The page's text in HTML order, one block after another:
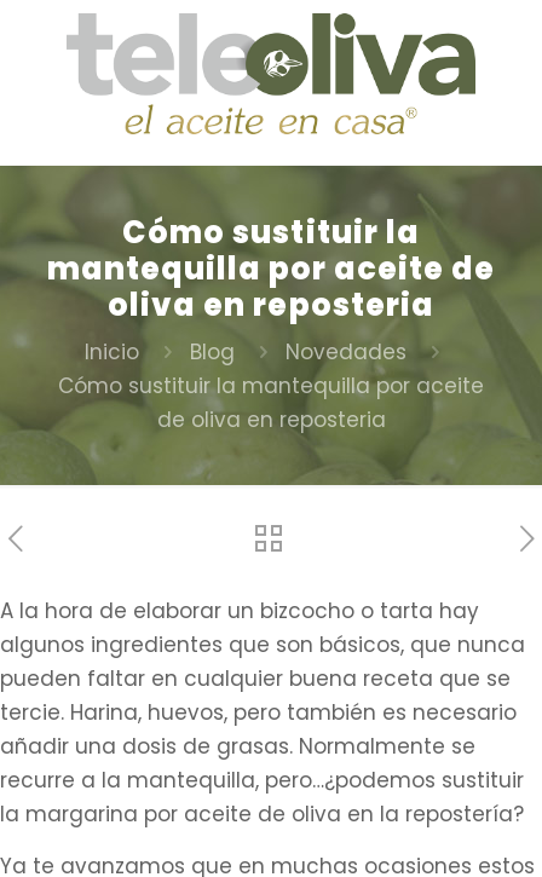
Cómo sustituir la
mantequilla por aceite de
oliva en reposteria
Inicio Blog
Novedades
Cómo sustituir la mantequilla por aceite
de oliva en reposteria
A la hora de elaborar un bizcocho o tarta hay
algunos ingredientes que son básicos, que nunca
pueden faltar en cualquier buena receta que se
tercie. Harina, huevos, pero también es necesario
añadir una dosis de grasas. Normalmente se
recurre a la mantequilla, pero…¿podemos sustituir
la margarina por aceite de oliva en la repostería?
Ya te avanzamos que en muchas ocasiones estos